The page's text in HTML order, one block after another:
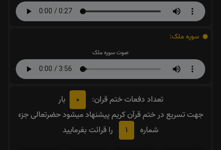
سوره ملک:
صوت سوره ملک
تعداد دفعات ختم قران: 0
بار
جهت تسریع در ختم قرآن کریم پیشنهاد میشود حضرتعالی جزء
شماره
1 را قرائت بفرمایید